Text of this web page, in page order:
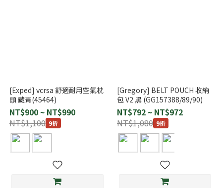
[Exped] vcrsa 舒適耐用空氣枕
頭 藏青(45464)
NT$900 ~ NT$990
NT$1,100 9折
[Gregory] BELT POUCH 收納
包 V2 黑 (GG157388/89/90)
NT$792 ~ NT$972
NT$1,080 9折